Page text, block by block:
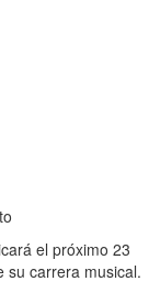
el próximo 23
su carrera musical.